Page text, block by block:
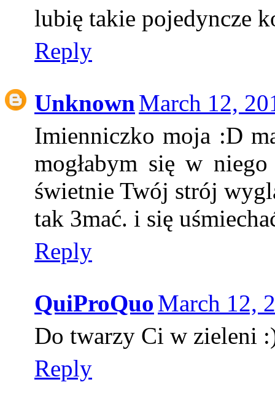
lubię takie pojedyncze
Reply
UnknownMarch 12,
Imienniczko moja :D
mogłabym się w
świetnie Twój strój
tak 3mać. i się
Reply
QuiProQuo March 12,
Do twarzy Ci w zieleni
Reply